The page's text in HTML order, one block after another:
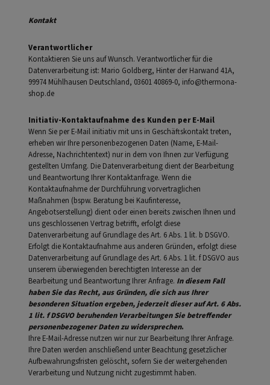
Kontakt
Verantwortlicher
Kontaktieren Sie uns auf Wunsch. Verantwortlicher für die
Datenverarbeitung ist: Mario Goldberg, Hinter der Harwand 41A,
99974 Mühlhausen Deutschland, 03601 40869-0, info@thermona-
shop.de
Initiativ-Kontaktaufnahme des Kunden per E-Mail
Wenn Sie per E-Mail initiativ mit uns in Geschäftskontakt treten,
erheben wir Ihre personenbezogenen Daten (Name, E-Mail-
Adresse, Nachrichtentext) nur in dem von Ihnen zur Verfügung
gestellten Umfang. Die Datenverarbeitung dient der Bearbeitung
und Beantwortung Ihrer Kontaktanfrage. Wenn die
Kontaktaufnahme der Durchführung vorvertraglichen
Maßnahmen (bspw. Beratung bei Kaufinteresse,
Angebotserstellung) dient oder einen bereits zwischen Ihnen und
uns geschlossenen Vertrag betrifft, erfolgt diese
Datenverarbeitung auf Grundlage des Art. 6 Abs. 1 lit. b DSGVO.
Erfolgt die Kontaktaufnahme aus anderen Gründen, erfolgt diese
Datenverarbeitung auf Grundlage des Art. 6 Abs. 1 lit. f DSGVO aus
unserem überwiegenden berechtigten Interesse an der
Bearbeitung und Beantwortung Ihrer Anfrage. In diesem Fall
haben Sie das Recht, aus Gründen, die sich aus Ihrer
besonderen Situation ergeben, jederzeit dieser auf Art. 6 Abs.
1 lit. f DSGVO beruhenden Verarbeitungen Sie betreffender
personenbezogener Daten zu widersprechen.
Ihre E-Mail-Adresse nutzen wir nur zur Bearbeitung Ihrer Anfrage.
Ihre Daten werden anschließend unter Beachtung gesetzlicher
Aufbewahrungsfristen gelöscht, sofern Sie der weitergehenden
Verarbeitung und Nutzung nicht zugestimmt haben.